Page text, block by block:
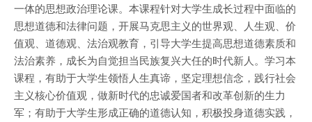
一体的思想政治理论课。本课程针对大学生成长过程中面临的
思想道德和法律问题，开展马克思主义的世界观、人生观、价
值观、道德观、法治观教育，引导大学生提高思想道德素质和
法治素养，成长为自觉担当民族复兴大任的时代新人。学习本
课程，有助于大学生领悟人生真谛，坚定理想信念，践行社会
主义核心价值观，做新时代的忠诚爱国者和改革创新的生力
军；有助于大学生形成正确的道德认知，积极投身道德实践，